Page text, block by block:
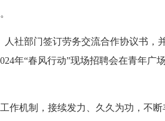
社部门签订劳务交流合作协议书
年“春风行动”现场招聘会在青年广
作机制，接续发力、久久为功，不